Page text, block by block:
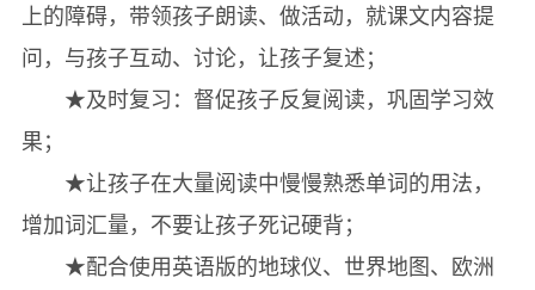
上的障碍，带领孩子朗读、做活动，就课文内容提
问，与孩子互动、讨论，让孩子复述；
★及时复习：督促孩子反复阅读，巩固学习效
果；
★让孩子在大量阅读中慢慢熟悉单词的用法，
增加词汇量，不要让孩子死记硬背；
★配合使用英语版的地球仪、世界地图、欧洲